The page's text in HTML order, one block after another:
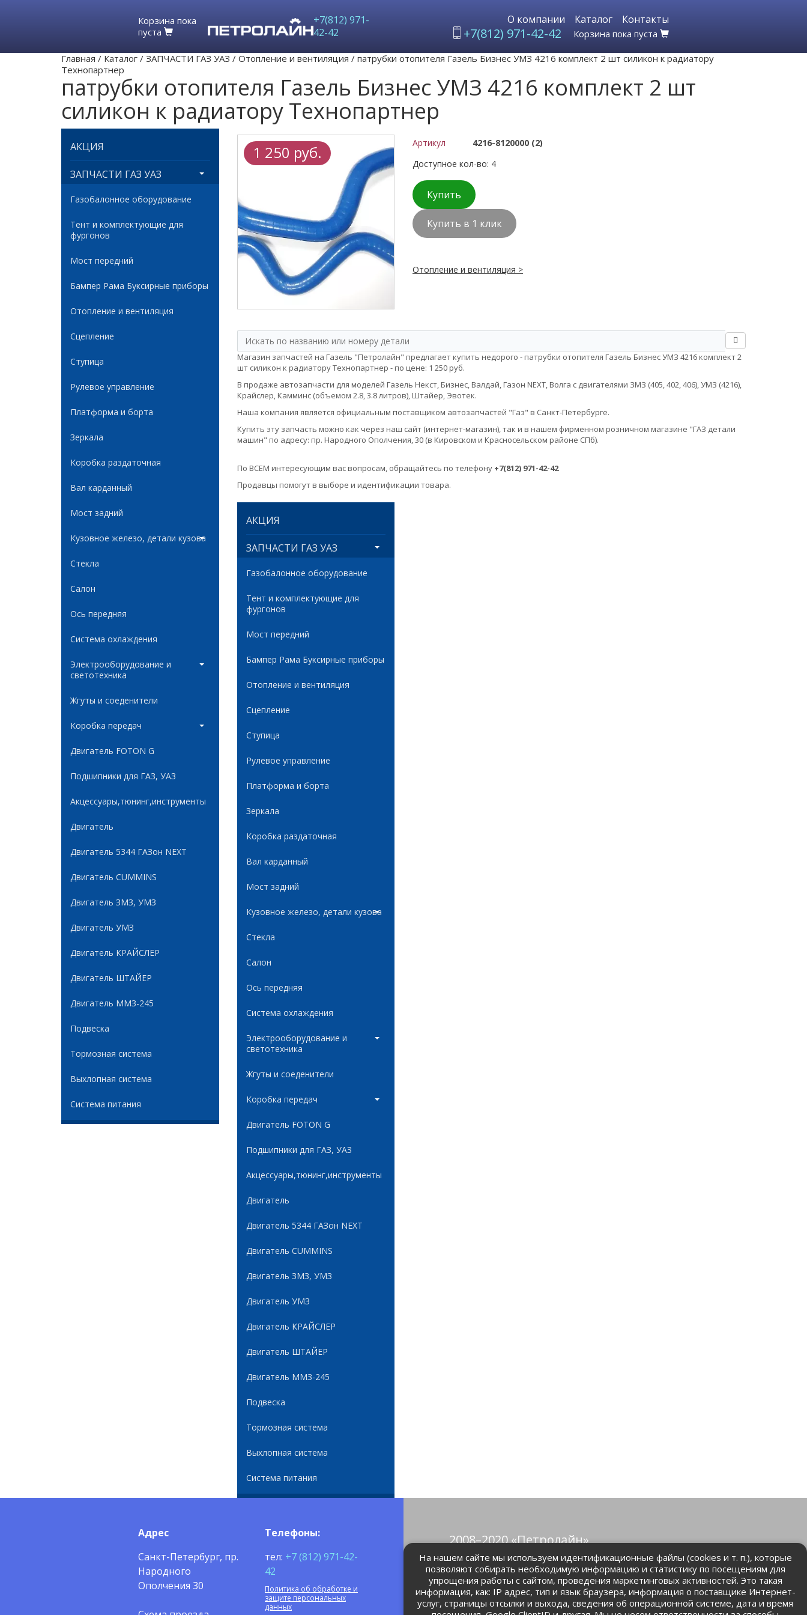
Корзина пока
пуста
+7(812) 971-
42-42
О компании Каталог Контакты
+7(812) 971-42-42 Корзина пока пуста
Главная / Каталог / ЗАПЧАСТИ ГАЗ УАЗ / Отопление и вентиляция / патрубки отопителя Газель Бизнес УМЗ 4216 комплект 2 шт силикон к радиатору
Технопартнер
патрубки отопителя Газель Бизнес УМЗ 4216 комплект 2 шт
силикон к радиатору Технопартнер
АКЦИЯ
ЗАПЧАСТИ ГАЗ УАЗ
Газобалонное оборудование
Тент и комплектующие для
фургонов
Мост передний
Бампер Рама Буксирные приборы
Отопление и вентиляция
Сцепление
Ступица
Рулевое управление
Платформа и борта
Зеркала
Коробка раздаточная
Вал карданный
Мост задний
Кузовное железо, детали кузова
Стекла
Салон
Ось передняя
Система охлаждения
Электрооборудование и
светотехника
Жгуты и соеденители
Коробка передач
Двигатель FOTON G
Подшипники для ГАЗ, УАЗ
Акцессуары,тюнинг,инструменты
Двигатель
Двигатель 5344 ГАЗон NEXT
Двигатель CUMMINS
Двигатель ЗМЗ, УМЗ
Двигатель УМЗ
Двигатель КРАЙСЛЕР
Двигатель ШТАЙЕР
Двигатель ММЗ-245
Подвеска
Тормозная система
Выхлопная система
Система питания
1 250 руб. Артикул
4216-8120000 (2)
Доступное кол-во: 4
Купить
Купить в 1 клик
Отопление и вентиляция >
Магазин запчастей на Газель "Петролайн" предлагает купить недорого - патрубки отопителя Газель Бизнес УМЗ 4216 комплект 2
шт силикон к радиатору Технопартнер - по цене: 1 250 руб.
В продаже автозапчасти для моделей Газель Некст, Бизнес, Валдай, Газон NEXT, Волга с двигателями ЗМЗ (405, 402, 406), УМЗ (4216),
Крайслер, Камминс (объемом 2.8, 3.8 литров), Штайер, Эвотек.
Наша компания является официальным поставщиком автозапчастей "Газ" в Санкт-Петербурге.
Купить эту запчасть можно как через наш сайт (интернет-магазин), так и в нашем фирменном розничном магазине "ГАЗ детали
машин" по адресу: пр. Народного Ополчения, 30 (в Кировском и Красносельском районе СПб).
По ВСЕМ интересующим вас вопросам, обращайтесь по телефону +7(812) 971-42-42
Продавцы помогут в выборе и идентификации товара.
АКЦИЯ
ЗАПЧАСТИ ГАЗ УАЗ
Газобалонное оборудование
Тент и комплектующие для
фургонов
Мост передний
Бампер Рама Буксирные приборы
Отопление и вентиляция
Сцепление
Ступица
Рулевое управление
Платформа и борта
Зеркала
Коробка раздаточная
Вал карданный
Мост задний
Кузовное железо, детали кузова
Стекла
Салон
Ось передняя
Система охлаждения
Электрооборудование и
светотехника
Жгуты и соеденители
Коробка передач
Двигатель FOTON G
Подшипники для ГАЗ, УАЗ
Акцессуары,тюнинг,инструменты
Двигатель
Двигатель 5344 ГАЗон NEXT
Двигатель CUMMINS
Двигатель ЗМЗ, УМЗ
Двигатель УМЗ
Двигатель КРАЙСЛЕР
Двигатель ШТАЙЕР
Двигатель ММЗ-245
Подвеска
Тормозная система
Выхлопная система
Система питания
Адрес
Санкт-Петербург, пр.
Народного
Ополчения 30
Телефоны:
тел: +7 (812) 971-42-
42
Политика об обработке и
защите персональных
данных
2008–2020 «Петролайн»
© Все права защищены.
petrolain@mail.ru
На нашем сайте мы используем идентификационные файлы (cookies и т. п.), которые
позволяют собирать необходимую информацию и статистику по посещениям для
упрощения работы с сайтом, проведения маркетинговых активностей. Это такая
информация, как: IP адрес, тип и язык браузера, информация о поставщике Интернет-
услуг, страницы отсылки и выхода, сведения об операционной системе, дата и время